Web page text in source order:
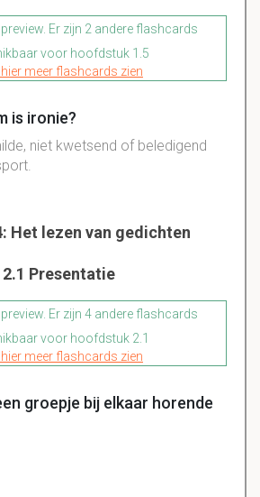
preview. Er zijn 2 andere flashcards
voor hoofdstuk 1.5
meer flashcards zien
is ironie?
niet kwetsend of beledigend
Het lezen van gedichten
2.1 Presentatie
preview. Er zijn 4 andere flashcards
voor hoofdstuk 2.1
meer flashcards zien
groepje bij elkaar horende